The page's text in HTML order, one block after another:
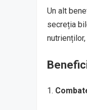
Un alt
secreția